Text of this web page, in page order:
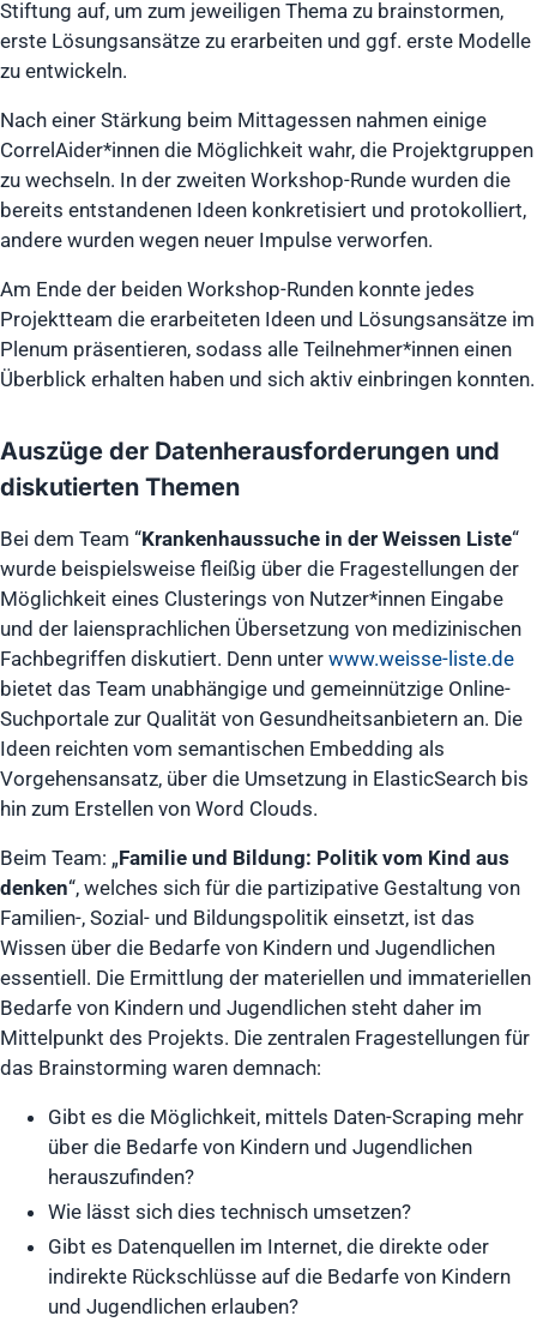
Stiftung auf, um zum jeweiligen Thema zu brainstormen,
erste Lösungsansätze zu erarbeiten und ggf. erste Modelle
zu entwickeln.
Nach einer Stärkung beim Mittagessen nahmen einige
CorrelAider*innen die Möglichkeit wahr, die Projektgruppen
zu wechseln. In der zweiten Workshop-Runde wurden die
bereits entstandenen Ideen konkretisiert und protokolliert,
andere wurden wegen neuer Impulse verworfen.
Am Ende der beiden Workshop-Runden konnte jedes
Projektteam die erarbeiteten Ideen und Lösungsansätze im
Plenum präsentieren, sodass alle Teilnehmer*innen einen
Überblick erhalten haben und sich aktiv einbringen konnten.
Auszüge der Datenherausforderungen und
diskutierten Themen
Bei dem Team “Krankenhaussuche in der Weissen Liste“
wurde beispielsweise fleißig über die Fragestellungen der
Möglichkeit eines Clusterings von Nutzer*innen Eingabe
und der laiensprachlichen Übersetzung von medizinischen
Fachbegriffen diskutiert. Denn unter www.weisse-liste.de
bietet das Team unabhängige und gemeinnützige Online-
Suchportale zur Qualität von Gesundheitsanbietern an. Die
Ideen reichten vom semantischen Embedding als
Vorgehensansatz, über die Umsetzung in ElasticSearch bis
hin zum Erstellen von Word Clouds.
Beim Team: „Familie und Bildung: Politik vom Kind aus
denken“, welches sich für die partizipative Gestaltung von
Familien-, Sozial- und Bildungspolitik einsetzt, ist das
Wissen über die Bedarfe von Kindern und Jugendlichen
essentiell. Die Ermittlung der materiellen und immateriellen
Bedarfe von Kindern und Jugendlichen steht daher im
Mittelpunkt des Projekts. Die zentralen Fragestellungen für
das Brainstorming waren demnach:
Gibt es die Möglichkeit, mittels Daten-Scraping mehr
über die Bedarfe von Kindern und Jugendlichen
herauszufinden?
Wie lässt sich dies technisch umsetzen?
Gibt es Datenquellen im Internet, die direkte oder
indirekte Rückschlüsse auf die Bedarfe von Kindern
und Jugendlichen erlauben?